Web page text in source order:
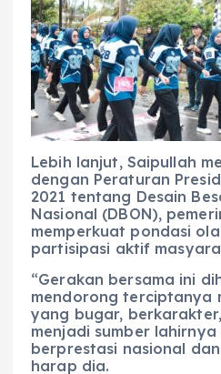
Lebih lanjut, Saipullah
dengan Peraturan
2021 tentang Desain
Nasional (DBON),
memperkuat pondasi
partisipasi aktif
“Gerakan bersama ini
mendorong terciptanya
yang bugar,
menjadi sumber
berprestasi nasional
harap dia.